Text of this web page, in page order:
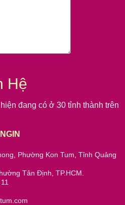
Hệ
đang có ở 30 tỉnh thành trên
Phường Kon Tum, Tỉnh Quảng
Tân Định, TP.HCM.